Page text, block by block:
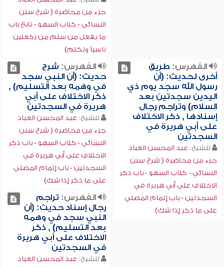
جزء من محاضرة ( شرح سنن
النسائي - كتاب السهو - تابع باب
ما يفعل من سلم من ركعتين
ناسياً وتكلم)
الفهرس: طريق
أخرى لحديث: (أن
رسول الله سجد يوم ذي
اليدين سجدتين بعد
السلام) وتراجم رجال
إسنادها , ذكر الاختلاف
على أبي هريرة في
السجدتين
للشيخ: عبد المحسن العباد
جزء من محاضرة ( شرح سنن
النسائي - كتاب السهو - باب ذكر
الاختلاف على أبي هريرة في
السجدتين - باب إتمام المصلي
على ما ذكر إذا شك)
الفهرس: شرح
حديث: (أن النبي سجد
في وهمه بعد التسليم) ,
ذكر الاختلاف على أبي
هريرة في السجدتين
للشيخ: عبد المحسن العباد
جزء من محاضرة ( شرح سنن
النسائي - كتاب السهو - باب ذكر
الاختلاف على أبي هريرة في
السجدتين - باب إتمام المصلي
على ما ذكر إذا شك)
الفهرس: تراجم
رجال إسناد حديث: (أن
النبي سجد في وهمه
بعد التسليم) , ذكر
الاختلاف على أبي هريرة
في السجدتين
للشيخ: عبد المحسن العباد